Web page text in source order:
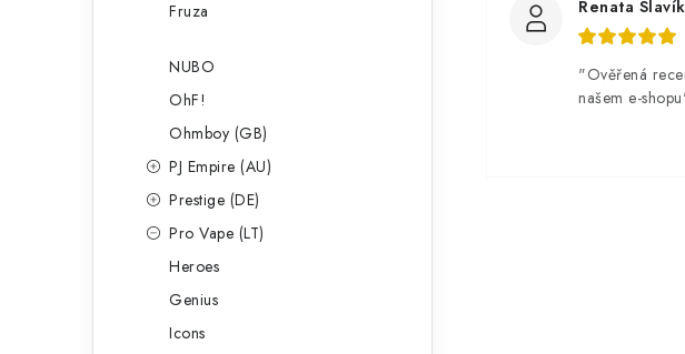
Fruza
NUBO
OhF!
Ohmboy (GB)
PJ Empire (AU)
Prestige (DE)
Pro Vape (LT)
Heroes
Genius
Icons
Renata
"Ověřená
našem e-